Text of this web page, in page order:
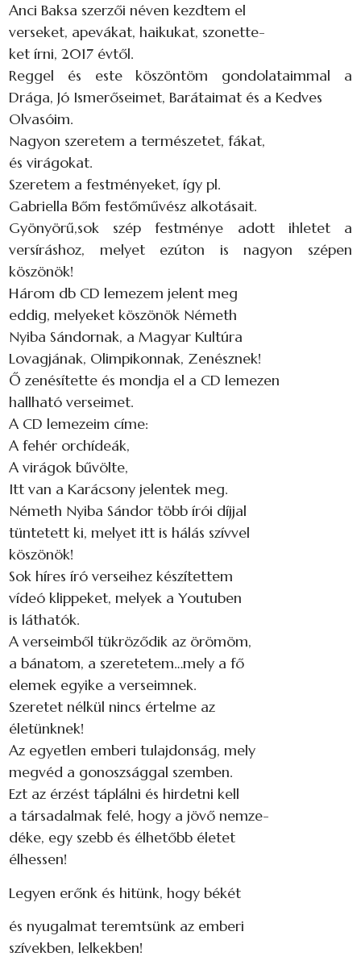
Anci Baksa szerzői néven kezdtem el
verseket, apevákat, haikukat, szonette-
ket írni, 2017 évtől.
Reggel és este köszöntöm gondolataimmal a
Drága, Jó Ismerőseimet, Barátaimat és a Kedves
Olvasóim.
Nagyon szeretem a természetet, fákat,
és virágokat.
Szeretem a festményeket, így pl.
Gabriella Bőm festőművész alkotásait.
Gyönyörű,sok szép festménye adott ihletet a
versíráshoz, melyet ezúton is nagyon szépen
köszönök!
Három db CD lemezem jelent meg
eddig, melyeket köszönök Németh
Nyiba Sándornak, a Magyar Kultúra
Lovagjának, Olimpikonnak, Zenésznek!
Ő zenésítette és mondja el a CD lemezen
hallható verseimet.
A CD lemezeim címe:
A fehér orchídeák,
A virágok bűvölte,
Itt van a Karácsony jelentek meg.
Németh Nyiba Sándor több írói díjjal
tüntetett ki, melyet itt is hálás szívvel
köszönök!
Sok híres író verseihez készítettem
vídeó klippeket, melyek a Youtuben
is láthatók.
A verseimből tükröződik az örömöm,
a bánatom, a szeretetem…mely a fő
elemek egyike a verseimnek.
Szeretet nélkül nincs értelme az
életünknek!
Az egyetlen emberi tulajdonság, mely
megvéd a gonoszsággal szemben.
Ezt az érzést táplálni és hirdetni kell
a társadalmak felé, hogy a jövő nemze-
déke, egy szebb és élhetőbb életet
élhessen!
Legyen erőnk és hitünk, hogy békét
és nyugalmat teremtsünk az emberi
szívekben, lelkekben!